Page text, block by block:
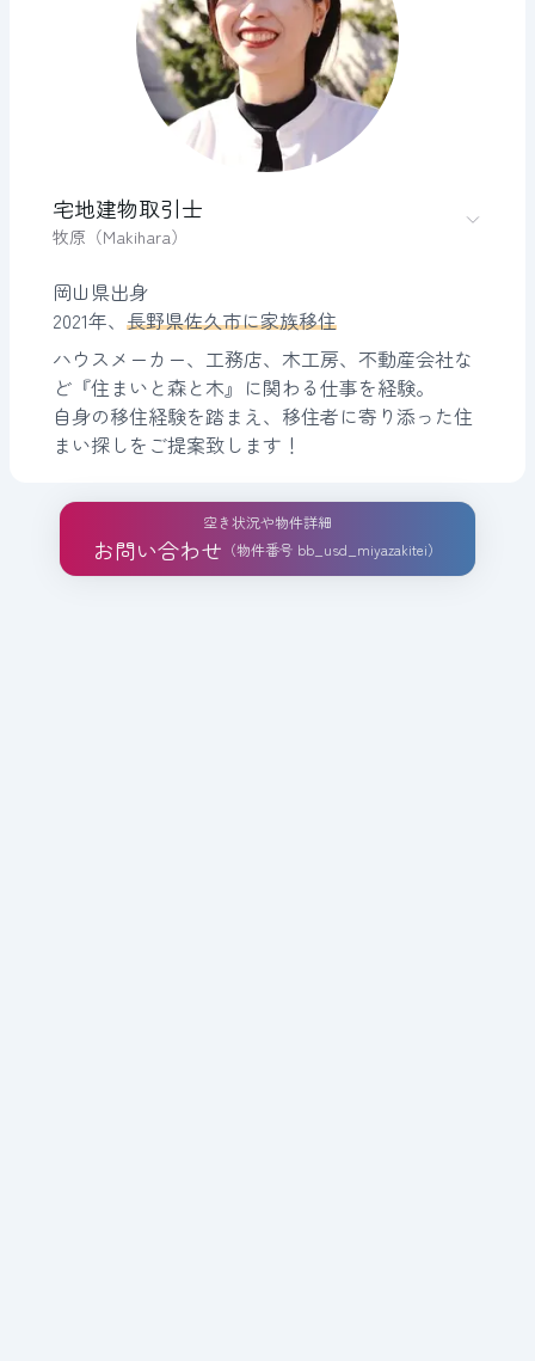
宅地建物取引士
牧原（Makihara）
岡山県出身
2021年、 長野県佐久市に家族移住
ハウスメーカー、工務店、木工房、不動産会社な
ど『住まいと森と木』に関わる仕事を経験。
自身の移住経験を踏まえ、移住者に寄り添った住
まい探しをご提案致します！
空き状況や物件詳細
お問い合わせ （物件番号 bb_usd_miyazakitei）